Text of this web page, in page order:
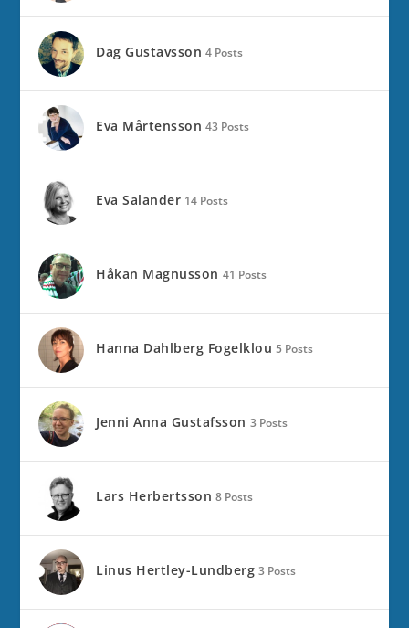
Dag Gustavsson 4 Posts
Eva Mårtensson 43 Posts
Eva Salander 14 Posts
Håkan Magnusson 41 Posts
Hanna Dahlberg Fogelklou 5 Posts
Jenni Anna Gustafsson 3 Posts
Lars Herbertsson 8 Posts
Linus Hertley-Lundberg 3 Posts